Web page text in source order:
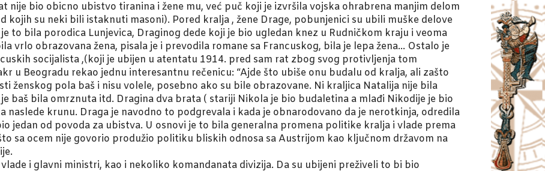
nije bio obicno ubistvo tiranina i žene mu, već puč koji je izvršila vojska ohrabrena manjim delom
kojih su neki bili istaknuti masoni). Pored kralja , žene Drage, pobunjenici su ubili muške delove
to bila porodica Lunjevica, Draginog dede koji je bio ugledan knez u Rudničkom kraju i veoma
vrlo obrazovana žena, pisala je i prevodila romane sa Francuskog, bila je lepa žena… Ostalo je
socijalista ,(koji je ubijen u atentatu 1914. pred sam rat zbog svog protivljenja tom
u Beogradu rekao jednu interesantnu rečenicu: “Ajde što ubiše onu budalu od kralja, ali zašto
ženskog pola baš i nisu volele, posebno ako su bile obrazovane. Ni kraljica Natalija nije bila
baš bila omrznuta itd. Dragina dva brata ( stariji Nikola je bio budaletina a mlađi Nikodije je bio
naslede krunu. Draga je navodno to podgrevala i kada je obnarodovano da je nerotkinja, odredila
jedan od povoda za ubistva. U osnovi je to bila generalna promena politike kralja i vlade prema
sa ocem nije govorio produžio politiku bliskih odnosa sa Austrijom kao ključnom državom na
i glavni ministri, kao i nekoliko komandanata divizija. Da su ubijeni preživeli to bi bio